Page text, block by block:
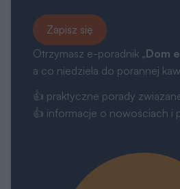
Zapisz się
Otrzymasz e-poradnik „Dom
a co niedziela do porannej
👍 praktyczne porady
👍 informacje o nowościach i